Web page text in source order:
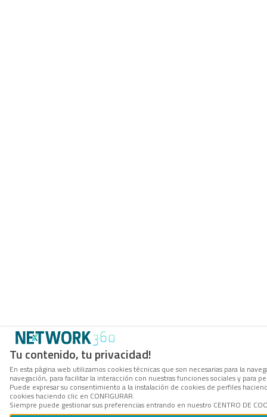
Tu contenido, tu privacidad!
En esta página web utilizamos cookies técnicas que son necesarias para la
navegación, para facilitar la interacción con nuestras funciones sociales y
Puede expresar su consentimiento a la instalación de cookies de perfiles
cookies haciendo clic en CONFIGURAR.
Siempre puede gestionar sus preferencias entrando en nuestro CENTRO DE